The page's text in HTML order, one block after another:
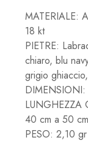
MATERIALE:
18 kt
PIETRE:
chiaro, blu
grigio
DIMENSIONI:
LUNGHEZZA
40 cm a 50 cm
PESO: 2,10 gr